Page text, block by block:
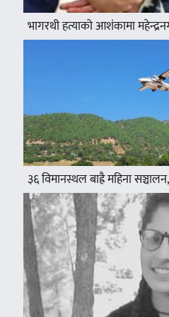
भागरथी हत्याको आशंकामा
३६ विमानस्थल बाह्रै महिना